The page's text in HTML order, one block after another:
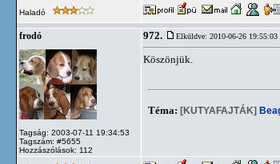
Haladó
frodó
Tagság: 2003-07-11 19:34:53
Tagszám: #5655
Hozzászólások: 112
972. Elküldve: 2010-06-26 19:55:03
Köszönjük.
Téma: [KUTYAFAJTÁK]